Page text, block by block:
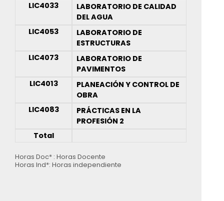
LIC4033
LABORATORIO DE CALIDAD
DEL AGUA
LIC4053
LABORATORIO DE
ESTRUCTURAS
LIC4073
LABORATORIO DE
PAVIMENTOS
LIC4013
PLANEACIÓN Y CONTROL DE
OBRA
LIC4083
PRÁCTICAS EN LA
PROFESIÓN 2
Total
Horas Doc* : Horas Docente
Horas Ind*: Horas independiente